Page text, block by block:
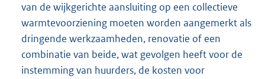
van de wijkgerichte aansluiting op een collectieve
warmtevoorziening moeten worden aangemerkt als
dringende werkzaamheden, renovatie of een
combinatie van beide, wat gevolgen heeft voor de
instemming van huurders, de kosten voor